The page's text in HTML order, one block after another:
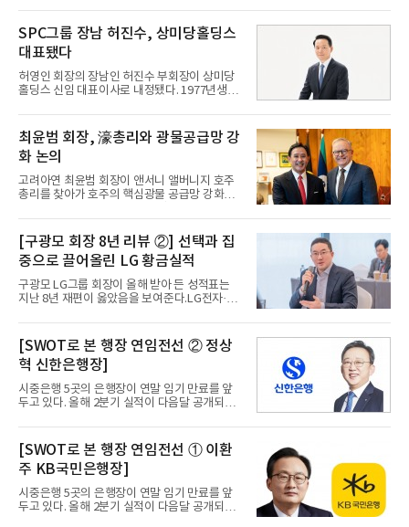
기’라는 극명한 이중주로 평가된다. 기업금융 중
심의 ‘명가 부활
안이 나올 예정이다. 다만 과거처럼 '실적'의 주
요한 부분을 넘어서 지배구조, 내부통제 등 총체
적 평가에 따라 연임의 무게가 실릴 예정이다. 또
한 금융당국은 오는 7월 '금융지주 지배구조 개
편안'을 발표할 예정이며 외환시장도 24시간 개
방되어 새로운 기회를 포착할 것으로 보인다. 이
에 각 은행장들의 현 상황을 짚어본다. 편집자 주
강점을 바탕으로 조직 안정과 내실 경영을 이끌
어온 점은 긍정적으
SPC그룹 장남 허진수, 상미당홀딩스
대표됐다
허영인 회장의 장남인 허진수 부회장이 상미당
홀딩스 신임 대표이사로 내정됐다. 1977년생인
에 오르는 첫 사례다. 상미당홀딩스는 25일 이
같은 임원 인사를 공시했으며, 동시에 계열사 간
협력 체계를 개편하고 외부 전문가 중심의 검증
기능을 강화한다.파리크라상 해외 사업 총괄해
온 경영 전문가허 부회장은 그동안 파리크라상
의 최고전략책임자(CSO)와 글로벌 사업부(BU)
장을 맡아 파리바게뜨의 해외 진출을 주도했다.
끌어왔다. 경영진으로서 입증된 역량을 바탕으
로 이제 그룹 전체의 전략을 주
최윤범 회장, 濠총리와 광물공급망 강
화 논의
고려아연 최윤범 회장이 앤서니 앨버니지 호주
총리를 찾아가 호주의 핵심광물 공급망 강화와
앨버니지 총리는 고려아연을 운영 역량이 검증
된 신뢰받는 기업으로 평가하며 지정학적 리스
크에 대응하는 호주의 전략적 파트너로 인정했
다.“최 회장은 호주 산업환경에 대한 이해가 높
은 분”24일 호주 캔버라의 총리 집무실에서 진
행된 면담에서 앨버니지 총리는 최윤범 회장의
경력을 직접 언급했다. 최 회장이 고려아연 계열
거론한 것이다. 앨버니지 총리는 "고려아연은 호
주 내에서 운영 역량이 검증된 신
[구광모 회장 8년 리뷰 ②] 선택과 집
중으로 끌어올린 LG 황금실적
구광모 LG그룹 회장이 올해 받아 든 성적표는
지난 8년 재편이 옳았음을 보여준다.LG전자·LG
최대 실적을 눈앞에 두고 있기 때문이다. 세 회사
의 1분기 합산 영업이익은 1조8,204억원으로 3
년 전 3,990억원과 비교 4.5배나 증가했다. 스마
트폰과 태양광을 접고 전장·배터리·인공지능(AI)
으로 무게를 옮긴 '선택과 집중'이, 뺀 자리를 더
큰 숫자로 채우기 시작한 셈이다.'빼기'에서 시작
한 8년 — 무엇을 접었나구 회장의 재편은 더하
데 이어, 2021년에는 LG전자의 26년 된 휴대폰
사업을 접었고 20
[SWOT로 본 행장 연임전선 ② 정상
혁 신한은행장]
시중은행 5곳의 은행장이 연말 임기 만료를 앞
두고 있다. 올해 2분기 실적이 다음달 공개되는
안이 나올 예정이다. 다만 과거처럼 '실적'의 주
요한 부분을 넘어서 지배구조, 내부통제 등 총체
적 평가에 따라 연임의 무게가 실릴 예정이다. 또
한 금융당국은 오는 7월 '금융지주 지배구조 개
편안'을 발표할 예정이며 외환시장도 24시간 개
방되어 새로운 기회를 포착할 것으로 보인다. 이
에 각 은행장들의 현 상황을 짚어본다. 편집자 주
[SWOT로 본 행장 연임전선 ① 이환
주 KB국민은행장]
시중은행 5곳의 은행장이 연말 임기 만료를 앞
두고 있다. 올해 2분기 실적이 다음달 공개되는